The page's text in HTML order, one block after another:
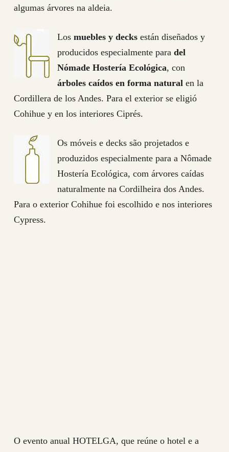
algumas árvores na aldeia.
Los muebles y decksestán diseñados y
producidos especialmente para del
Nómade Hostería Ecológica, con
árboles caídos en forma natural en la
Cordillera de los Andes. Para el exterior se eligió
Cohihue y en los interiores Ciprés.
Os móveis e decks são projetados e
produzidos especialmente para a Nômade
Hostería Ecológica, com árvores caídas
naturalmente na Cordilheira dos Andes.
Para o exterior Cohihue foi escolhido e nos interiores
Cypress.
O evento anual HOTELGA, que reúne o hotel e a